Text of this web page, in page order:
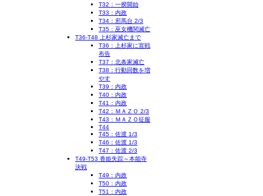
T32：一揆開始
T33：内政
T34：邪馬台 2/3
T35：巫女機関滅亡
T36-T48 上杉家滅亡まで
T36：上杉家に宣戦
布告
T37：北条家滅亡
T38：行動回数を増
やす
T39：内政
T40：内政
T41：内政
T42：ＭＡＺＯ 2/3
T43：ＭＡＺＯ征服
T44
T45：佐渡 1/3
T46：佐渡 1/3
T47：佐渡 2/3
T49-T53 香姫失踪～本能寺
決戦
T49：内政
T50：内政
T51：内政